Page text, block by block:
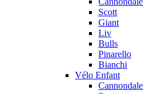
Scott
Giant
Liv
Bulls
Pinarello
Bianchi
Vélo Enfant
Cannondale